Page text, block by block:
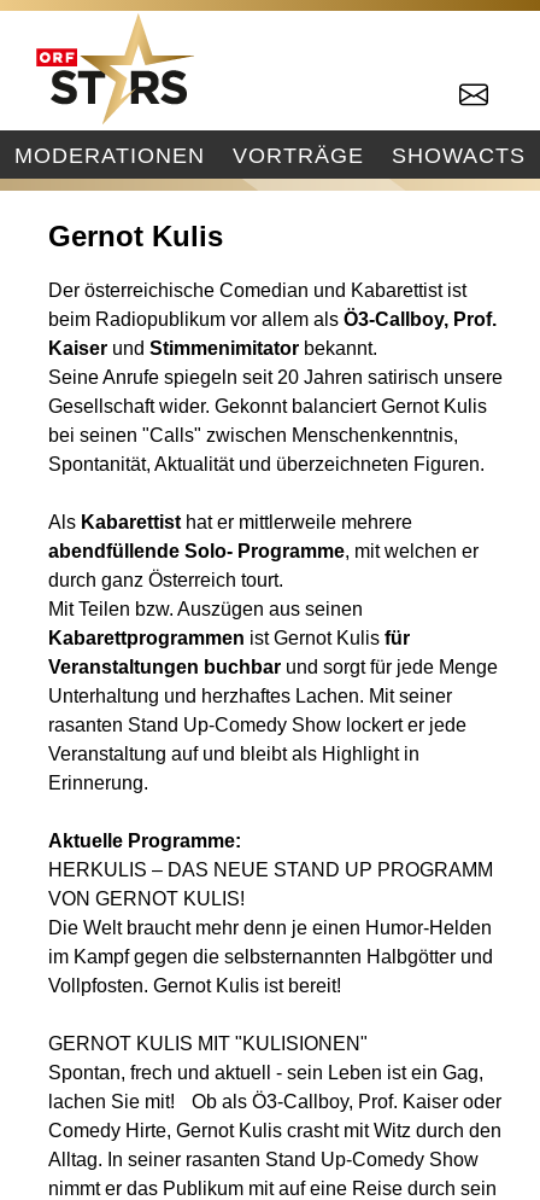
MODERATIONEN VORTRÄGE SHOWACTS
Gernot Kulis
Der österreichische Comedian und Kabarettist ist
beim Radiopublikum vor allem alsÖ3-Callboy, Prof.
Kaiser undStimmenimitator bekannt.
Seine Anrufe spiegeln seit 20 Jahren satirisch unsere
Gesellschaft wider. Gekonnt balanciert Gernot Kulis
bei seinen "Calls" zwischen Menschenkenntnis,
Spontanität, Aktualität und überzeichneten Figuren.
Als Kabarettist hat er mittlerweile mehrere
abendfüllende Solo- Programme, mit welchen er
durch ganz Österreich tourt.
Mit Teilen bzw. Auszügen aus seinen
Kabarettprogrammen ist Gernot Kulisfür
Veranstaltungen buchbar und sorgt für jede Menge
Unterhaltung und herzhaftes Lachen. Mit seiner
rasanten Stand Up-Comedy Show lockert er jede
Veranstaltung auf und bleibt als Highlight in
Erinnerung.
Aktuelle Programme:
HERKULIS – DAS NEUE STAND UP PROGRAMM
VON GERNOT KULIS!
Die Welt braucht mehr denn je einen Humor-Helden
im Kampf gegen die selbsternannten Halbgötter und
Vollpfosten. Gernot Kulis ist bereit!
GERNOT KULIS MIT "KULISIONEN"
Spontan, frech und aktuell - sein Leben ist ein Gag,
lachen Sie mit! Ob als Ö3-Callboy, Prof. Kaiser oder
Comedy Hirte, Gernot Kulis crasht mit Witz durch den
Alltag. In seiner rasanten Stand Up-Comedy Show
nimmt er das Publikum mit auf eine Reise durch sein